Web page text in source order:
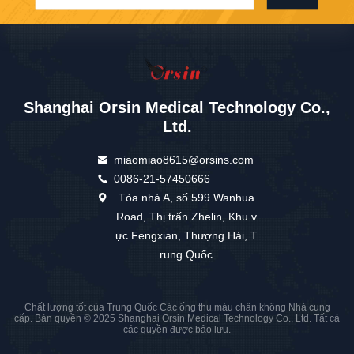
Shanghai Orsin Medical Technology Co.,
Ltd.
miaomiao8615@orsins.com
0086-21-57450666
Tòa nhà A, số 599 Wanhua
Road, Thị trấn Zhelin, Khu v
ực Fengxian, Thượng Hải, T
rung Quốc
Chất lượng tốt của Trung Quốc Các ống thu máu chân không Nhà cung
cấp. Bản quyền © 2025 Shanghai Orsin Medical Technology Co., Ltd. Tất cả
các quyền được bảo lưu.